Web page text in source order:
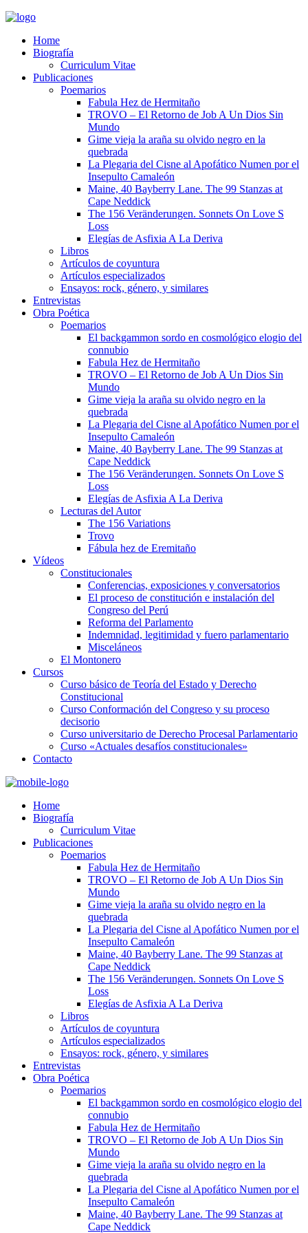
Home
Biografía
Curriculum Vitae​
Publicaciones
Poemarios
Fabula Hez de Hermitaño
TROVO – El Retorno de Job A Un Dios Sin
Mundo
Gime vieja la araña su olvido negro en la
quebrada
La Plegaria del Cisne al Apofático Numen por el
Insepulto Camaleón
Maine, 40 Bayberry Lane. The 99 Stanzas at
Cape Neddick
The 156 Veränderungen. Sonnets On Love S
Loss
Elegías de Asfixia A La Deriva
Libros
Artículos de coyuntura
Artículos especializados
Ensayos: rock, género, y similares
Entrevistas
Obra Poética
Poemarios
El backgammon sordo en cosmológico elogio del
connubio
Fabula Hez de Hermitaño
TROVO – El Retorno de Job A Un Dios Sin
Mundo
Gime vieja la araña su olvido negro en la
quebrada
La Plegaria del Cisne al Apofático Numen por el
Insepulto Camaleón
Maine, 40 Bayberry Lane. The 99 Stanzas at
Cape Neddick
The 156 Veränderungen. Sonnets On Love S
Loss
Elegías de Asfixia A La Deriva
Lecturas del Autor
The 156 Variations
Trovo
Fábula hez de Eremitaño
Vídeos
Constitucionales
Conferencias, exposiciones y conversatorios
El proceso de constitución e instalación del
Congreso del Perú
Reforma del Parlamento
Indemnidad, legitimidad y fuero parlamentario
Misceláneos
El Montonero
Cursos
Curso básico de Teoría del Estado y Derecho
Constitucional
Curso Conformación del Congreso y su proceso
decisorio
Curso universitario de Derecho Procesal Parlamentario
Curso «Actuales desafíos constitucionales»
Contacto
Home
Biografía
Curriculum Vitae​
Publicaciones
Poemarios
Fabula Hez de Hermitaño
TROVO – El Retorno de Job A Un Dios Sin
Mundo
Gime vieja la araña su olvido negro en la
quebrada
La Plegaria del Cisne al Apofático Numen por el
Insepulto Camaleón
Maine, 40 Bayberry Lane. The 99 Stanzas at
Cape Neddick
The 156 Veränderungen. Sonnets On Love S
Loss
Elegías de Asfixia A La Deriva
Libros
Artículos de coyuntura
Artículos especializados
Ensayos: rock, género, y similares
Entrevistas
Obra Poética
Poemarios
El backgammon sordo en cosmológico elogio del
connubio
Fabula Hez de Hermitaño
TROVO – El Retorno de Job A Un Dios Sin
Mundo
Gime vieja la araña su olvido negro en la
quebrada
La Plegaria del Cisne al Apofático Numen por el
Insepulto Camaleón
Maine, 40 Bayberry Lane. The 99 Stanzas at
Cape Neddick